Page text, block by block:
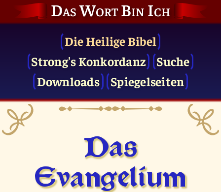
Das Wort Bin Ich
Die Heilige Bibel
Strong's Konkordanz
Suche
Downloads
Spiegelseiten
Das
Evangelium